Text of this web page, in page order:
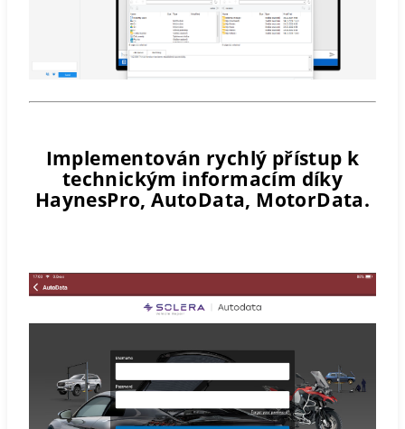
Implementován rychlý přístup k
technickým informacím díky
HaynesPro, AutoData, MotorData.